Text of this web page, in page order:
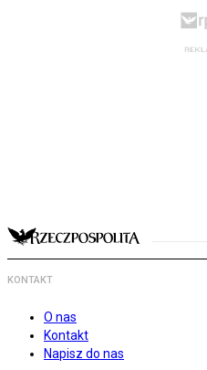
KONTAKT
O nas
Kontakt
Napisz do nas